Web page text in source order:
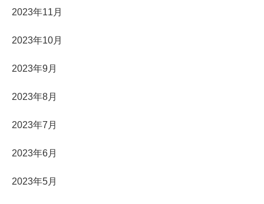
2023年11月
2023年10月
2023年9月
2023年8月
2023年7月
2023年6月
2023年5月